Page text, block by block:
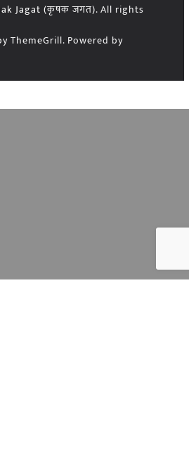
Jagat (कृषक जगत). All rights
ThemeGrill. Powered by